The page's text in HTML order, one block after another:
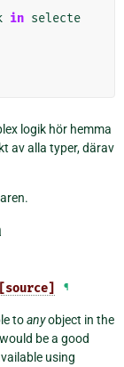
in selecte
logik hör hemma
av alla typer, därav
[source] ¶
toanyobject in the
be a good
using